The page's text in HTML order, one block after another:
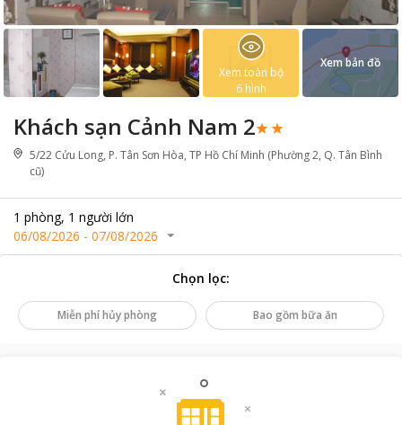
Khách sạn Cảnh Nam 2
5/22 Cửu Long, P. Tân Sơn Hòa, TP Hồ Chí Minh (Phường 2, Q. Tân Bình
cũ)
1 phòng, 1 người lớn
06/08/2026 - 07/08/2026
Xem toàn bộ
6 hình
Xem bản đồ
Chọn lọc:
Miễn phí hủy phòng Bao gồm bữa ăn